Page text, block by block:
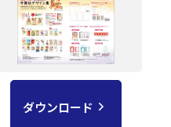
ダウンロード